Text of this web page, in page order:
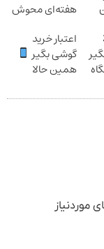
محوش
خرید
بگیر
حالا